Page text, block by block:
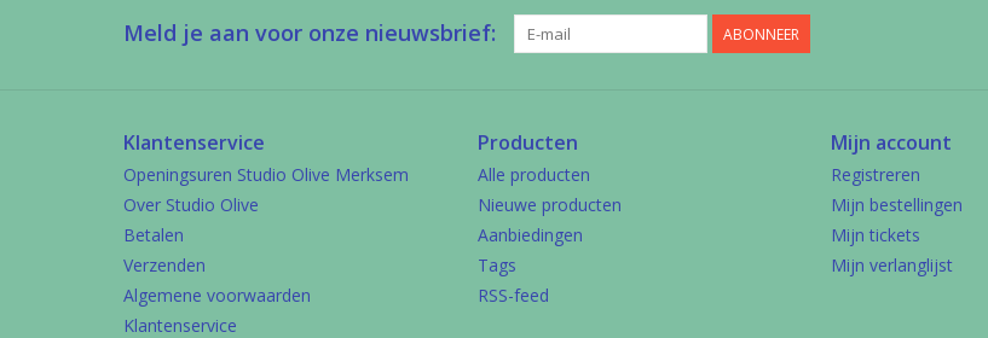
Meld je aan voor onze nieuwsbrief: ABONNEER
Klantenservice
Openingsuren Studio Olive Merksem
Over Studio Olive
Betalen
Verzenden
Algemene voorwaarden
Klantenservice
Producten
Alle producten
Nieuwe producten
Aanbiedingen
Tags
RSS-feed
Mijn account
Registreren
Mijn bestellingen
Mijn tickets
Mijn verlanglijst